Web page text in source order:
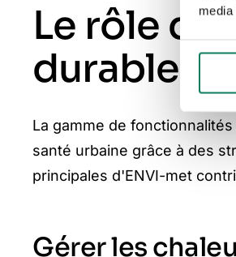
Le rôle
durable
La gamme de
santé urbaine grâce à des
principales d'ENVI-met
Gérer les